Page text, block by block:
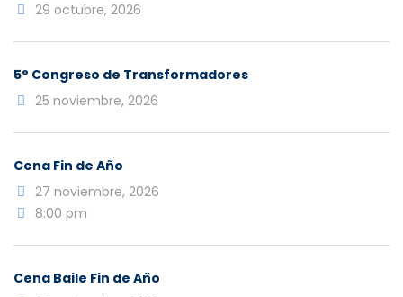
29 octubre, 2026
5° Congreso de Transformadores
25 noviembre, 2026
Cena Fin de Año
27 noviembre, 2026
8:00 pm
Cena Baile Fin de Año